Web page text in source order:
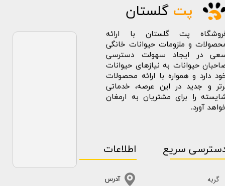
پت گلستان
پت گلستان با ارائه
و ملزومات حیوانات خانگی
در ایجاد سهولت دسترسی
حیوانات به نیازهای حیوانات
دارد و همواره با ارائه محصولات
و جدید در این عرصه، خدماتی
را برای مشتریان به ارمغان
آورد.
سریع
گربه
اطلاعات
آدرس